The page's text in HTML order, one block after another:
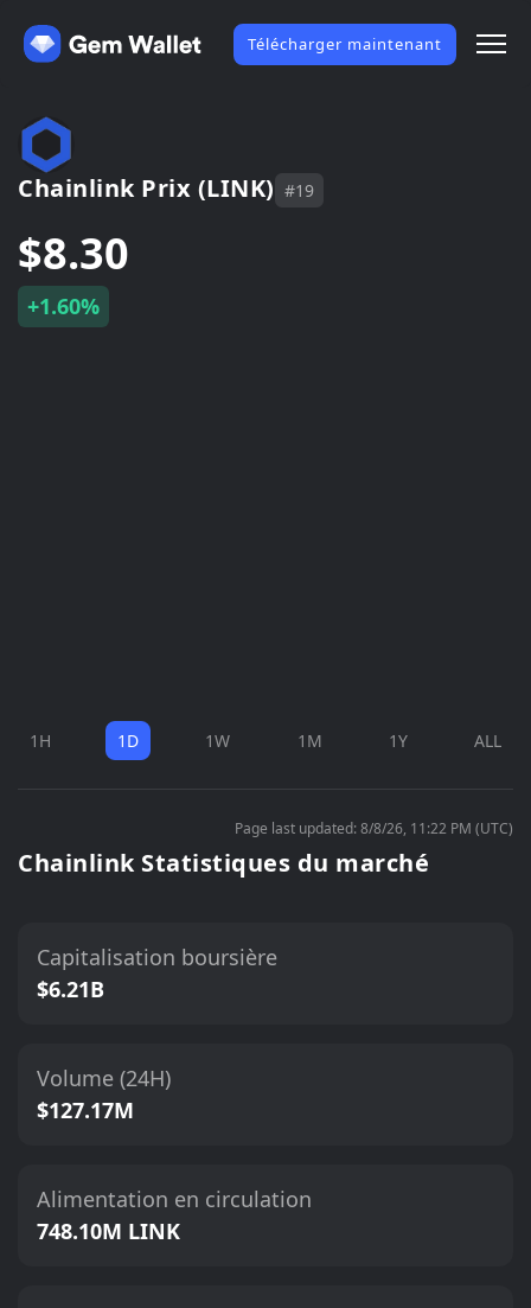
Télécharger maintenant
Chainlink Prix (LINK) #19
$8.30
+1.60%
1H 1D 1W 1M 1Y ALL
Page last updated: 8/8/26, 11:22 PM (UTC)
Chainlink Statistiques du marché
Capitalisation boursière
$6.21B
Volume (24H)
$127.17M
Alimentation en circulation
748.10M LINK